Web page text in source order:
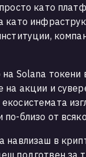
като
като
Solana токени
на акции и
близо от
навлизаш в
подготвен за